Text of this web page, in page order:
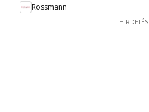
Rossmann
HIRDETÉS